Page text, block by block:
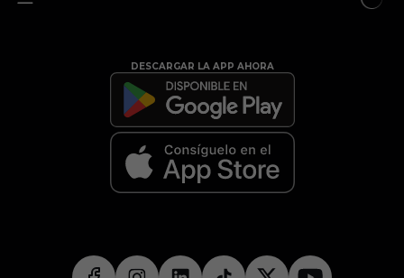
DESCARGAR LA APP AHORA